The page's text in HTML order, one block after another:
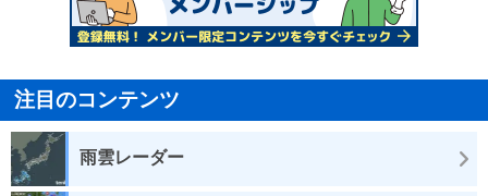
注目のコンテンツ
雨雲レーダー